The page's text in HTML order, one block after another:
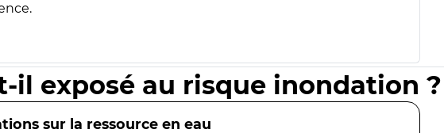
il exposé au risque inondation ?
sur la ressource en eau